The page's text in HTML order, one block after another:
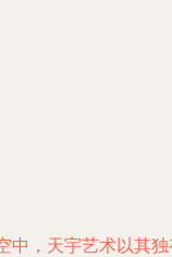
中，天宇艺术以其